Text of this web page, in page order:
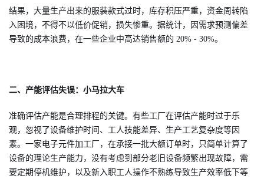
结果，大量生产出来的服装款式过时，库存积压严重，资金周转陷
入困境，不得不以低价促销，损失惨重。据统计，因需求预测偏差
导致的成本浪费，在一些企业中高达销售额的 20% - 30%。
二、产能评估失误：小马拉大车
准确评估产能是合理排程的关键。有些工厂在评估产能时过于乐
观，忽视了设备维护时间、工人技能差异、生产工艺复杂度等因
素。一家电子元件加工厂，在承接一批大额订单时，只简单计算了
设备的理论生产能力，没有考虑到部分老旧设备频繁出现故障，需
要定期停机维护，以及新入职工人操作不熟练导致生产效率低下等